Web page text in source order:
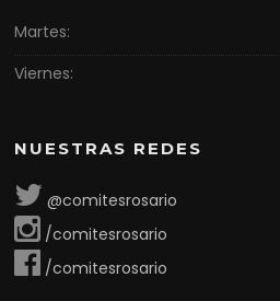
Martes:
Viernes:
NUESTRAS REDES
@comitesrosario
/comitesrosario
/comitesrosario